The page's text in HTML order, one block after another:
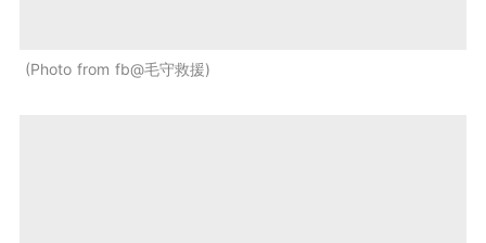
Photo from fb@毛守救援